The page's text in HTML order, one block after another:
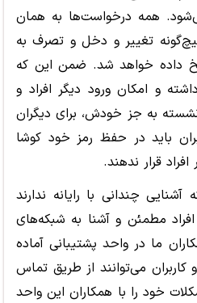
همه درخواست‌ها به همان
تغییر و دخل و تصرف به
داده خواهد شد. ضمن این که
و امکان ورود دیگر افراد و
به جز خودش، برای دیگران
باید در حفظ رمز خود کوشا
قرار ندهند.
چندانی با رایانه ندارند
افراد مطمئن و آشنا به شبکه‌های
ما در واحد پشتیبانی آماده
می‌توانند از طریق تماس
مشکلات خود را با همکاران این واحد